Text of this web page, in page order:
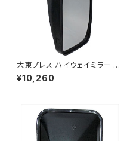
大東プレス ハイウェイミラー R1
¥10,260